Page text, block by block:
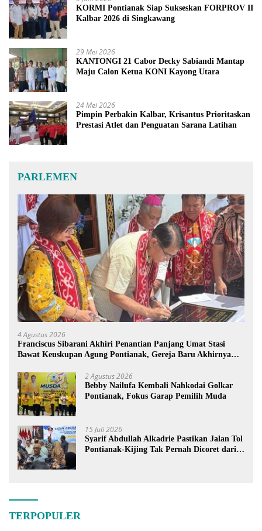
KORMI Pontianak Siap Sukseskan FORPROV II
Kalbar 2026 di Singkawang
29 Mei 2026
KANTONGI 21 Cabor Decky Sabiandi Mantap
Maju Calon Ketua KONI Kayong Utara
24 Mei 2026
Pimpin Perbakin Kalbar, Krisantus Prioritaskan
Prestasi Atlet dan Penguatan Sarana Latihan
PARLEMEN
4 Agustus 2026
Franciscus Sibarani Akhiri Penantian Panjang Umat Stasi
Bawat Keuskupan Agung Pontianak, Gereja Baru Akhirnya
2 Agustus 2026
Bebby Nailufa Kembali Nahkodai Golkar
Pontianak, Fokus Garap Pemilih Muda
15 Juli 2026
Syarif Abdullah Alkadrie Pastikan Jalan Tol
Pontianak-Kijing Tak Pernah Dicoret dari
TERPOPULER